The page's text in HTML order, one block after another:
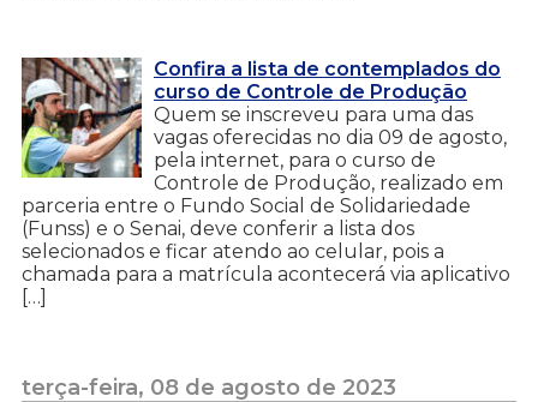
Confira a lista de contemplados do
curso de Controle de Produção
Quem se inscreveu para uma das
vagas oferecidas no dia 09 de agosto,
pela internet, para o curso de
Controle de Produção, realizado em
parceria entre o Fundo Social de Solidariedade
(Funss) e o Senai, deve conferir a lista dos
selecionados e ficar atendo ao celular, pois a
chamada para a matrícula acontecerá via aplicativo
[…]
terça-feira, 08 de agosto de 2023